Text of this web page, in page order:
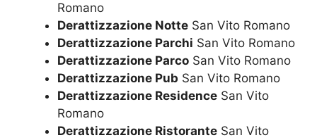
Romano
Derattizzazione Notte San Vito Romano
Derattizzazione Parchi San Vito Romano
Derattizzazione Parco San Vito Romano
Derattizzazione Pub San Vito Romano
Derattizzazione Residence San Vito
Romano
Derattizzazione Ristorante San Vito